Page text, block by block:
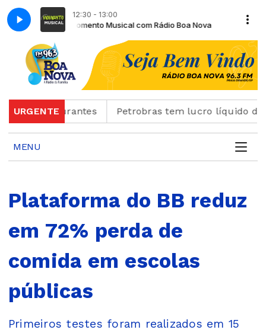
12:30 - 13:00
Nova Momento Musical com Rádio Boa Nova
URGENTE
e restaurantes Petrobras tem lucro líquido de R$
MENU
Plataforma do BB reduz
em 72% perda de
comida em escolas
públicas
Primeiros testes foram realizados em 15